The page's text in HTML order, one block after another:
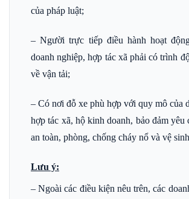
của pháp luật;
– Người trực tiếp điều hành hoạt
doanh nghiệp, hợp tác xã phải có trình
về vận tải;
– Có nơi đỗ xe phù hợp với quy mô của
hợp tác xã, hộ kinh doanh, bảo đảm yêu
an toàn, phòng, chống cháy nổ và vệ
Lưu ý:
– Ngoài các điều kiện nêu trên, các